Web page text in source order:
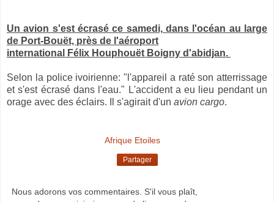
Un avion s'est écrasé ce samedi, dans l'océan au large
de Port-Bouët, près de l'aéroport
international Félix Houphouët Boigny d'abidjan.
Selon la police ivoirienne: "l'appareil a raté son atterrissage
et s'est écrasé dans l'eau." L'accident a eu lieu pendant un
orage avec des éclairs. Il s'agirait d'un avion cargo.
Afrique Etoiles
Partager
Nous adorons vos commentaires. S'il vous plaît,